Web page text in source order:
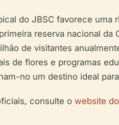
do JBSC favorece uma
reserva nacional da
de visitantes
de flores e programas
no um destino ideal
consulte o website